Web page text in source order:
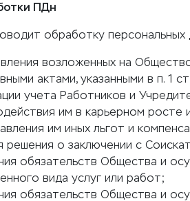
ПДн
обработку персональных
возложенных на
актами, указанными в п. 1
учета Работников и
им в карьерном росте
им иных льгот и
решения о заключении с
обязательств Общества и
вида услуг или работ;
обязательств Общества и